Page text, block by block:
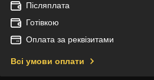
Післяплата
Готівкою
Оплата за реквізитами
Всі умови оплати